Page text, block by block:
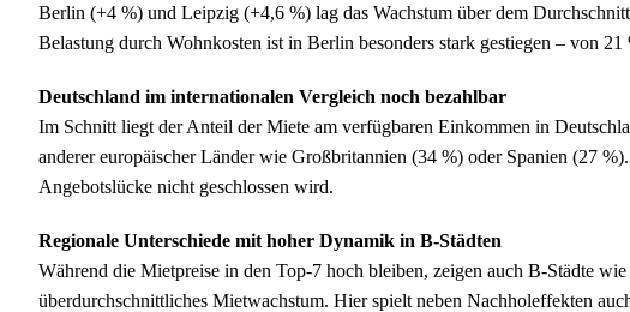
Berlin (+4 %) und Leipzig (+4,6 %) lag das Wachstum über dem
Belastung durch Wohnkosten ist in Berlin besonders stark gestiegen – von
Deutschland im internationalen Vergleich noch bezahlbar
Im Schnitt liegt der Anteil der Miete am verfügbaren Einkommen in
anderer europäischer Länder wie Großbritannien (34 %) oder Spanien (27
Angebotslücke nicht geschlossen wird.
Regionale Unterschiede mit hoher Dynamik in B-Städten
Während die Mietpreise in den Top-7 hoch bleiben, zeigen auch B-Städte
überdurchschnittliches Mietwachstum. Hier spielt neben Nachholeffekten